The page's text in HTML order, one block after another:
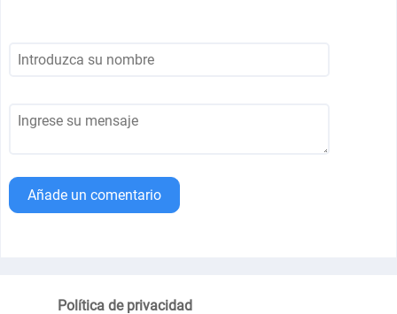
Añade un comentario
Política de privacidad